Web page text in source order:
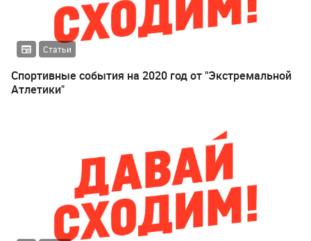
Статьи
Спортивные события на 2020 год от "Экстремальной
Атлетики"